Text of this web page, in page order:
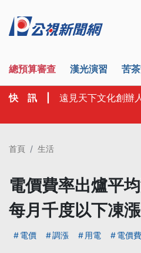
總預算審查 漢光演習 苦
快 訊 遠見天下文化創辦
首頁 生活
電價費率出爐平
每月千度以下凍漲
電價 調漲 用電 電價